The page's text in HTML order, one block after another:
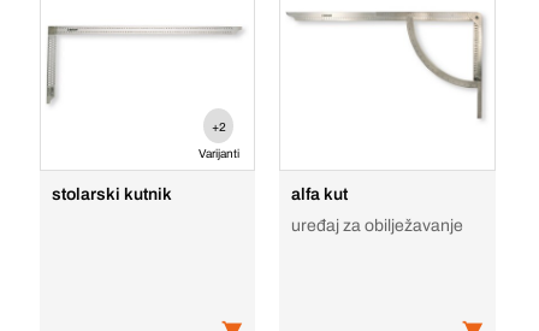
+2
Varijanti
stolarski kutnik
alfa kut
uređaj za obilježavanje